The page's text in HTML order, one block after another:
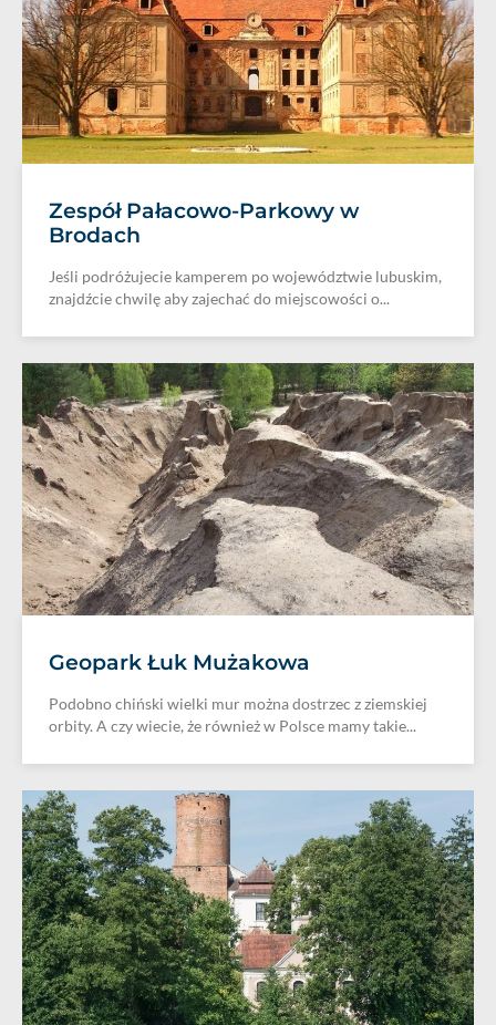
Zespół Pałacowo-Parkowy w
Brodach
Jeśli podróżujecie kamperem po województwie lubuskim,
znajdźcie chwilę aby zajechać do miejscowości o...
Geopark Łuk Mużakowa
Podobno chiński wielki mur można dostrzec z ziemskiej
orbity. A czy wiecie, że również w Polsce mamy takie...